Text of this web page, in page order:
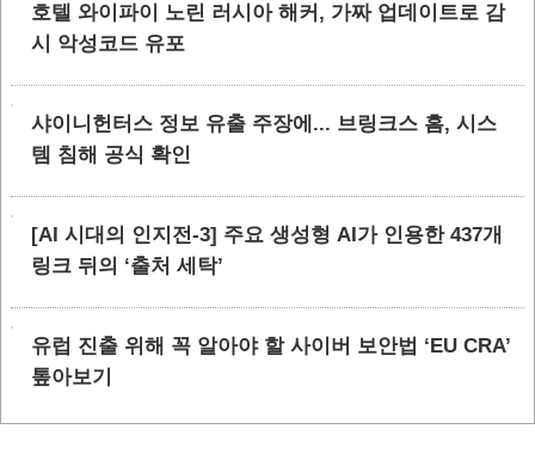
호텔 와이파이 노린 러시아 해커, 가짜 업데이트로 감
시 악성코드 유포
샤이니헌터스 정보 유출 주장에... 브링크스 홈, 시스
템 침해 공식 확인
[AI 시대의 인지전-3] 주요 생성형 AI가 인용한 437개
링크 뒤의 ‘출처 세탁’
유럽 진출 위해 꼭 알아야 할 사이버 보안법 ‘EU CRA’
톺아보기